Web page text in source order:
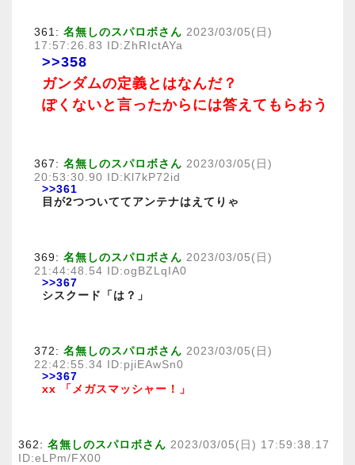
361: 名無しのスパロボさん 2023/03/05(日)
17:57:26.83 ID:ZhRIctAYa
>>358
ガンダムの定義とはなんだ？
ぽくないと言ったからには答えてもらおう
367: 名無しのスパロボさん 2023/03/05(日)
20:53:30.90 ID:Kl7kP72id
>>361
目が2つついててアンテナはえてりゃ
369: 名無しのスパロボさん 2023/03/05(日)
21:44:48.54 ID:ogBZLqIA0
>>367
シスクード「は？」
372: 名無しのスパロボさん 2023/03/05(日)
22:42:55.34 ID:pjiEAwSn0
>>367
xx 「メガスマッシャー！」
362: 名無しのスパロボさん 2023/03/05(日) 17:59:38.17
ID:eLPm/FX00